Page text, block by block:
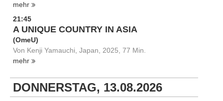
mehr
21:45
A UNIQUE COUNTRY IN ASIA
(OmeU)
Von Kenji Yamauchi, Japan, 2025, 77 Min.
mehr
DONNERSTAG, 13.08.2026